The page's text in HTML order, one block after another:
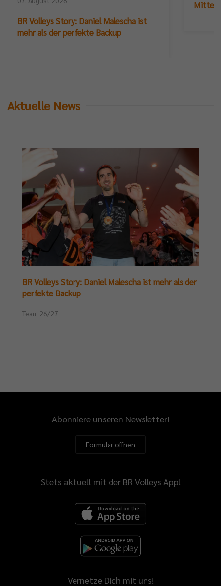
BR Volleys Story: Daniel Malescha ist
mehr als der perfekte Backup
Aktuelle News
BR Volleys Story: Daniel Malescha ist mehr als der
perfekte Backup
Team 26/27
Abonniere unseren Newsletter!
Formular öffnen
Stets aktuell mit der BR Volleys App!
Vernetze Dich mit uns!